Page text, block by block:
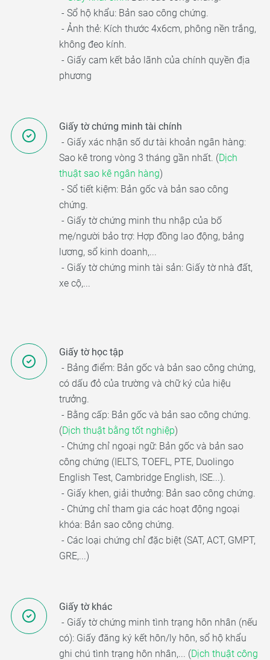
- Sổ hộ khẩu: Bản sao công chứng.
- Ảnh thẻ: Kích thước 4x6cm, phông nền trắng,
không đeo kính.
- Giấy cam kết bảo lãnh của chính quyền địa
phương
Giấy tờ chứng minh tài chính
- Giấy xác nhận số dư tài khoản ngân hàng:
Sao kê trong vòng 3 tháng gần nhất. (Dịch
thuật sao kê ngân hàng)
- Sổ tiết kiệm: Bản gốc và bản sao công
chứng.
- Giấy tờ chứng minh thu nhập của bố
mẹ/người bảo trợ: Hợp đồng lao động, bảng
lương, sổ kinh doanh,...
- Giấy tờ chứng minh tài sản: Giấy tờ nhà đất,
xe cộ,...
Giấy tờ học tập
- Bảng điểm: Bản gốc và bản sao công chứng,
có dấu đỏ của trường và chữ ký của hiệu
trưởng.
- Bằng cấp: Bản gốc và bản sao công chứng.
(Dịch thuật bằng tốt nghiệp)
- Chứng chỉ ngoại ngữ: Bản gốc và bản sao
công chứng (IELTS, TOEFL, PTE, Duolingo
English Test, Cambridge English, ISE...).
- Giấy khen, giải thưởng: Bản sao công chứng.
- Chứng chỉ tham gia các hoạt động ngoại
khóa: Bản sao công chứng.
- Các loại chứng chỉ đặc biệt (SAT, ACT, GMPT,
GRE,...)
Giấy tờ khác
- Giấy tờ chứng minh tình trạng hôn nhân (nếu
có): Giấy đăng ký kết hôn/ly hôn, sổ hộ khẩu
ghi chú tình trạng hôn nhân,... (Dịch thuật công